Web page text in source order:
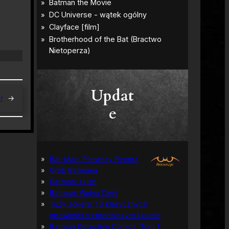
→
Updat
e
Bat-Man: Pierwszy Rycerz
Grób Batmana
Batman: Hush
Batman: Wojna Cieni
Tuzy Jokera: 13 klasycznych
opowieści o zbrodniczym klaunie
Batman Detective Comics, Tom 1: